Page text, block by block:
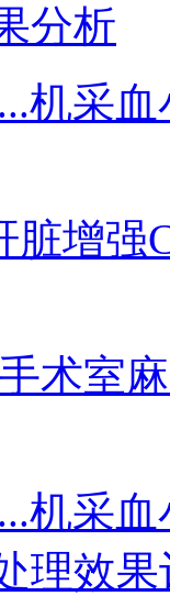
分析
采血
脏增
室麻
采血
理效果